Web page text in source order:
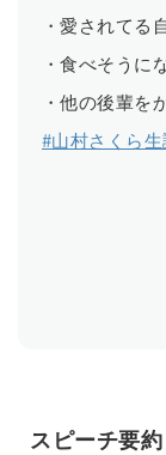
・愛されてる
・食べそうに
・他の後輩を
#山村さくら
スピーチ要約